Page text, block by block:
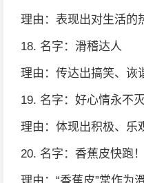
理由：表现出对生活的
18. 名字：滑稽达人
理由：传达出搞笑、诙
19. 名字：好心情永不灭
理由：体现出积极、乐
20. 名字：香蕉皮快跑！